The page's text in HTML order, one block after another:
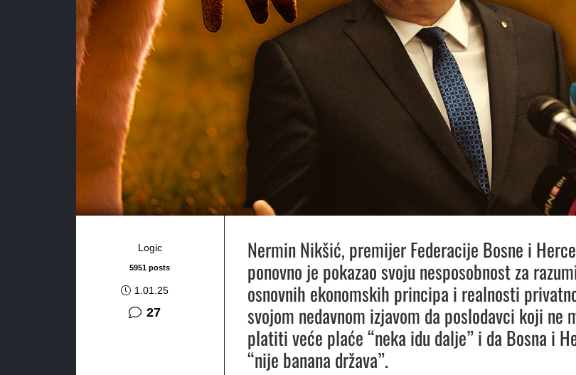
Logic
5951 posts
1.01.25
27komentara
Nermin Nikšić, premijer Federacije Bosne i
ponovno je pokazao svoju nesposobnost za
osnovnih ekonomskih principa i realnosti
svojom nedavnom izjavom da poslodavci koji ne
platiti veće plaće “neka idu dalje” i da Bosna i
“nije banana država”.